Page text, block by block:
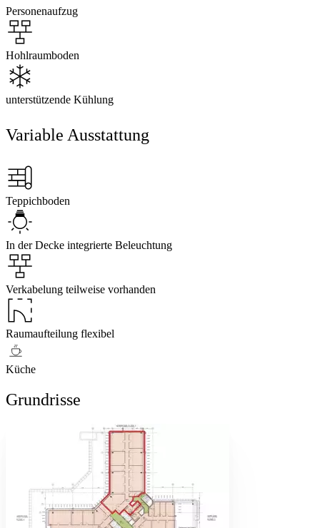
Personenaufzug
Hohlraumboden
unterstützende Kühlung
Variable Ausstattung
Teppichboden
In der Decke integrierte Beleuchtung
Verkabelung teilweise vorhanden
Raumaufteilung flexibel
Küche
Grundrisse